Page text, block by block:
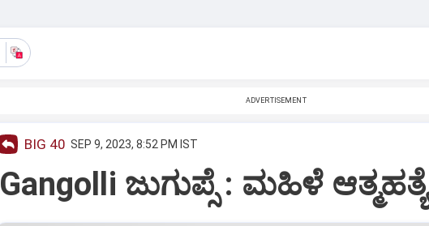
ADVERTISEMENT
BIG 40 SEP 9, 2023, 8:52 PM IST
Gangolli ಜುಗುಪ್ಸೆ : ಮಹಿಳೆ ಆತ್ಮಹತ್ಯೆ